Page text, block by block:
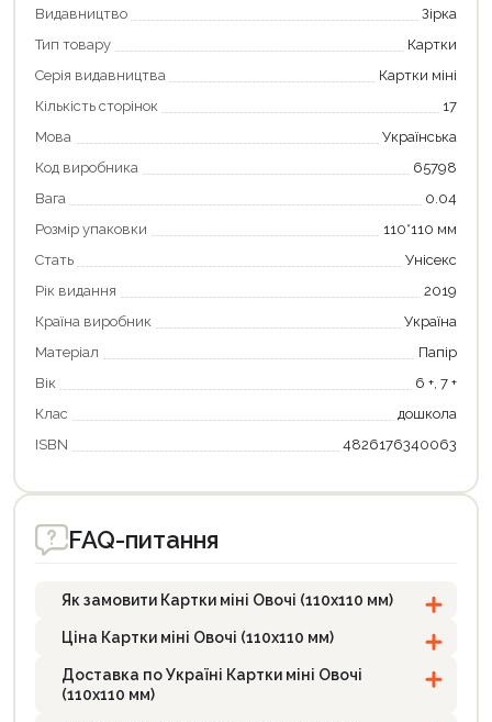
Видавництво
Зірка
Тип товару
Картки
Серія видавництва
Картки міні
Кількість сторінок
17
Мова
Українська
Код виробника
65798
Вага
0.04
Розмір упаковки
110*110 мм
Стать
Унісекс
Рік видання
2019
Країна виробник
Україна
Матеріал
Папір
Вік
6 +, 7 +
Клас
дошкола
ISBN
4826176340063
FAQ-питання
Як замовити Картки міні Овочі (110х110 мм)
Ціна Картки міні Овочі (110х110 мм)
Доставка по Україні Картки міні Овочі
(110х110 мм)
Продовжити покупки